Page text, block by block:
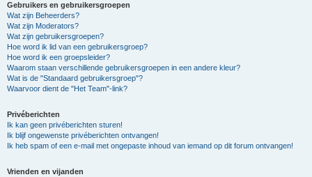
Gebruikers en gebruikersgroepen
Wat zijn Beheerders?
Wat zijn Moderators?
Wat zijn gebruikersgroepen?
Hoe word ik lid van een gebruikersgroep?
Hoe word ik een groepsleider?
Waarom staan verschillende gebruikersgroepen in een andere kleur?
Wat is de "Standaard gebruikersgroep"?
Waarvoor dient de "Het Team"-link?
Privéberichten
Ik kan geen privéberichten sturen!
Ik blijf ongewenste privéberichten ontvangen!
Ik heb spam of een e-mail met ongepaste inhoud van iemand op dit forum ontvangen!
Vrienden en vijanden